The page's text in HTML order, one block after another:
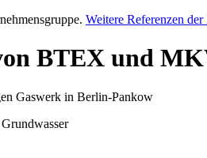
Weitere Referenzen
BTEX und
Gaswerk in Berlin-Pankow